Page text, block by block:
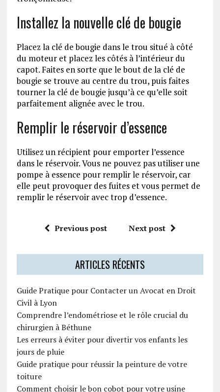
Installez la nouvelle clé de bougie
Placez la clé de bougie dans le trou situé à côté
du moteur et placez les côtés à l’intérieur du
capot. Faites en sorte que le bout de la clé de
bougie se trouve au centre du trou, puis faites
tourner la clé de bougie jusqu’à ce qu’elle soit
parfaitement alignée avec le trou.
Remplir le réservoir d’essence
Utilisez un récipient pour emporter l’essence
dans le réservoir. Vous ne pouvez pas utiliser une
pompe à essence pour remplir le réservoir, car
elle peut provoquer des fuites et vous permet de
remplir le réservoir avec trop d’essence.
Previous post Next post
ARTICLES RÉCENTS
Guide Pratique pour Contacter un Avocat en Droit
Civil à Lyon
Comprendre l’endométriose et le rôle crucial du
chirurgien à Béthune
Les erreurs à éviter pour divertir vos enfants les
jours de pluie
Guide pratique pour réussir la peinture de votre
toiture
Comment choisir le bon cobot pour votre usine